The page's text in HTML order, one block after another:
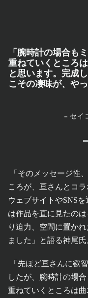
「腕時計の場合も
重ねていくところ
と思います。完成
こその凄味が、や
– セイ
「そのメッセージ性
ころが、亘さんとコ
ウェブサイトやSNS
は作品を直に見たの
り迫力、空間に置か
ました」と語る神尾
「先ほど亘さんに叡
したが、腕時計の場
重ねていくところは